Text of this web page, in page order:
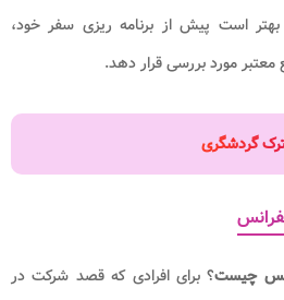
بهتر است پیش از برنامه ریزی سفر خود،
معتبر مورد بررسی قرار دهد.
گردشگری
چیست؟ برای افرادی که قصد شرکت در